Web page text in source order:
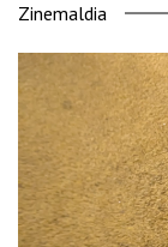
Zinemaldia